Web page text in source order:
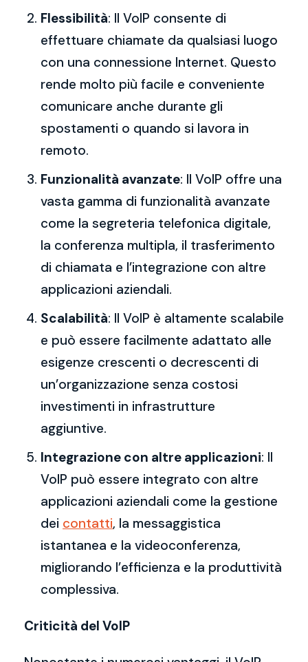
Flessibilità: Il VoIP consente di
effettuare chiamate da qualsiasi luogo
con una connessione Internet. Questo
rende molto più facile e conveniente
comunicare anche durante gli
spostamenti o quando si lavora in
remoto.
Funzionalità avanzate: Il VoIP offre una
vasta gamma di funzionalità avanzate
come la segreteria telefonica digitale,
la conferenza multipla, il trasferimento
di chiamata e l’integrazione con altre
applicazioni aziendali.
Scalabilità: Il VoIP è altamente scalabile
e può essere facilmente adattato alle
esigenze crescenti o decrescenti di
un’organizzazione senza costosi
investimenti in infrastrutture
aggiuntive.
Integrazione con altre applicazioni: Il
VoIP può essere integrato con altre
applicazioni aziendali come la gestione
dei contatti, la messaggistica
istantanea e la videoconferenza,
migliorando l’efficienza e la produttività
complessiva.
Criticità del VoIP